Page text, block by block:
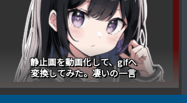
静止画を動画化して、gifへ
変換してみた。凄いの一言